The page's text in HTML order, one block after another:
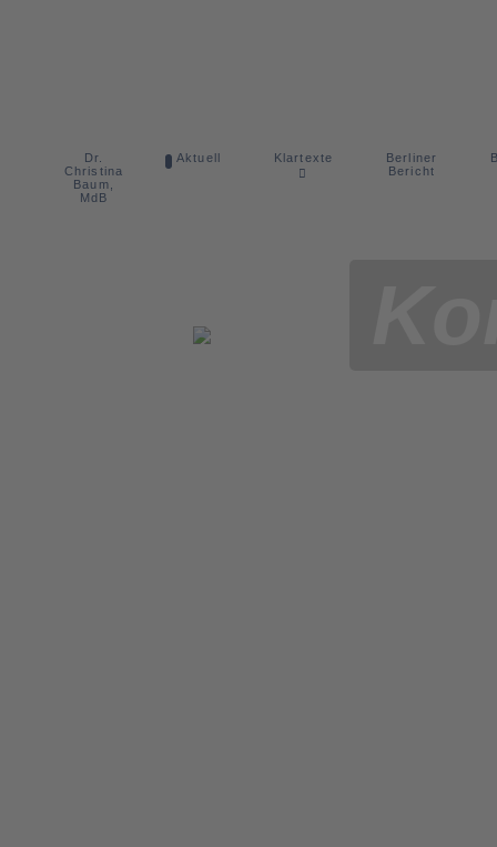
Dr.
Christina
Baum,
MdB
Aktuell Klartexte
Berliner
Bericht